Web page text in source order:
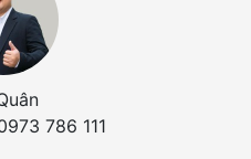
786 111